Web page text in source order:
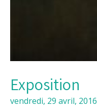
Exposition
vendredi, 29 avril, 2016